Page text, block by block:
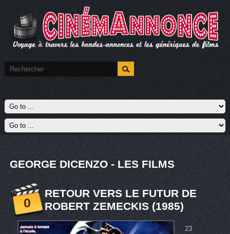
GEORGE DICENZO - LES FILMS
0
RETOUR VERS LE FUTUR DE
ROBERT ZEMECKIS (1985)
23